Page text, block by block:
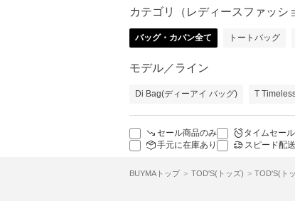
カテゴリ（レディースファッシ
バッグ・カバン全て トートバッグ
モデル／ライン
Di Bag(ディーアイ バッグ) T
セール商品のみ タイムセール
手元に在庫あり
スピード配送
BUYMAトップ TOD'S(トッズ) TOD'S(ト